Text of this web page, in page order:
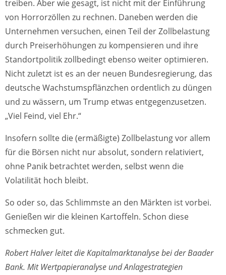
treiben. Aber wie gesagt, ist nicht mit der Einführung
von Horrorzöllen zu rechnen. Daneben werden die
Unternehmen versuchen, einen Teil der Zollbelastung
durch Preiserhöhungen zu kompensieren und ihre
Standortpolitik zollbedingt ebenso weiter optimieren.
Nicht zuletzt ist es an der neuen Bundesregierung, das
deutsche Wachstumspflänzchen ordentlich zu düngen
und zu wässern, um Trump etwas entgegenzusetzen.
„Viel Feind, viel Ehr.“
Insofern sollte die (ermäßigte) Zollbelastung vor allem
für die Börsen nicht nur absolut, sondern relativiert,
ohne Panik betrachtet werden, selbst wenn die
Volatilität hoch bleibt.
So oder so, das Schlimmste an den Märkten ist vorbei.
Genießen wir die kleinen Kartoffeln. Schon diese
schmecken gut.
Robert Halver leitet die Kapitalmarktanalyse bei der Baader
Bank. Mit Wertpapieranalyse und Anlagestrategien